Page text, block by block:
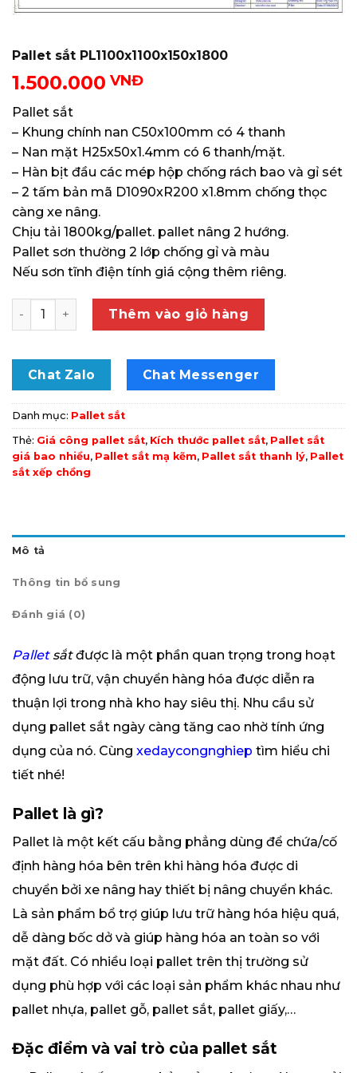
Pallet sắt PL1100x1100x150x1800
1.500.000 VNĐ
Pallet sắt
– Khung chính nan C50x100mm có 4 thanh
– Nan mặt H25x50x1.4mm có 6 thanh/mặt.
– Hàn bịt đầu các mép hộp chống rách bao và gỉ sét
– 2 tấm bản mã D1090xR200 x1.8mm chống thọc
càng xe nâng.
Chịu tải 1800kg/pallet. pallet nâng 2 hướng.
Pallet sơn thường 2 lớp chống gỉ và màu
Nếu sơn tĩnh điện tính giá cộng thêm riêng.
Pallet sắt PL1100x1100x150x1800 số lượng
Thêm vào giỏ hàng
Chat Zalo Chat Messenger
Danh mục: Pallet sắt
Thẻ: Giá công pallet sắt, Kích thước pallet sắt, Pallet sắt
giá bao nhiều, Pallet sắt mạ kẽm, Pallet sắt thanh lý, Pallet
sắt xếp chồng
Mô tả
Thông tin bổ sung
Đánh giá (0)
Palletsắtđược là một phần quan trọng trong hoạt
động lưu trữ, vận chuyển hàng hóa được diễn ra
thuận lợi trong nhà kho hay siêu thị. Nhu cầu sử
dụng pallet sắt ngày càng tăng cao nhờ tính ứng
dụng của nó. Cùng xedaycongnghiep tìm hiểu chi
tiết nhé!
Pallet là gì?
Pallet là một kết cấu bằng phẳng dùng để chứa/cố
định hàng hóa bên trên khi hàng hóa được di
chuyển bởi xe nâng hay thiết bị nâng chuyển khác.
Là sản phẩm bổ trợ giúp lưu trữ hàng hóa hiệu quá,
dễ dàng bốc dở và giúp hàng hóa an toàn so với
mặt đất. Có nhiều loại pallet trên thị trường sử
dụng phù hợp với các loại sản phẩm khác nhau như
pallet nhựa, pallet gỗ, pallet sắt, pallet giấy,…
Đặc điểm và vai trò của pallet sắt